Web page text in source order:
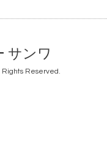
サンワ
Rights Reserved.